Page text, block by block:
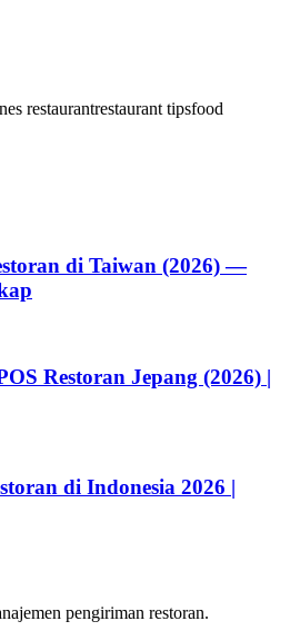
restaurantrestaurant tipsfood
di Taiwan (2026) —
Restoran Jepang (2026) |
di Indonesia 2026 |
pengiriman restoran.